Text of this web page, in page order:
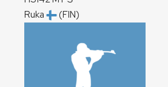
Ruka
(FIN)